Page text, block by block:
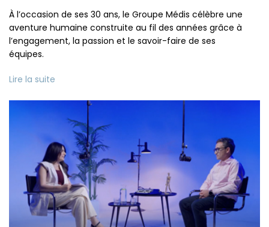
À l’occasion de ses 30 ans, le Groupe Médis célèbre une
aventure humaine construite au fil des années grâce à
l’engagement, la passion et le savoir-faire de ses
équipes.
Lire la suite